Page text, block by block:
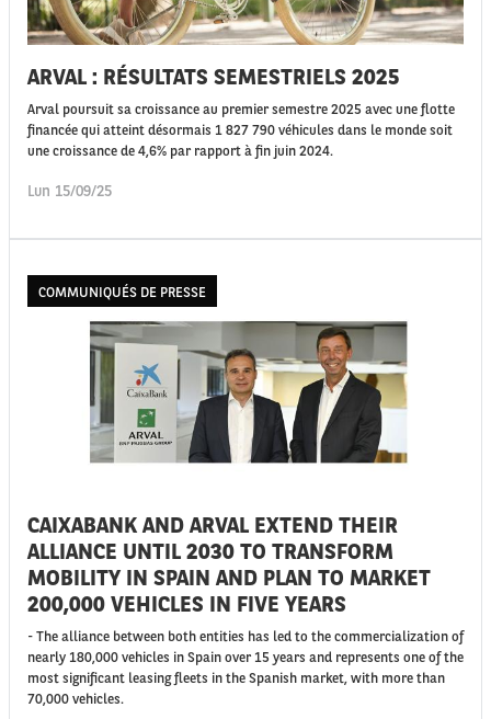
ARVAL : RÉSULTATS SEMESTRIELS 2025
Arval poursuit sa croissance au premier semestre 2025 avec une flotte
financée qui atteint désormais 1 827 790 véhicules dans le monde soit
une croissance de 4,6% par rapport à fin juin 2024.
Lun 15/09/25
COMMUNIQUÉS DE PRESSE
CAIXABANK AND ARVAL EXTEND THEIR
ALLIANCE UNTIL 2030 TO TRANSFORM
MOBILITY IN SPAIN AND PLAN TO MARKET
200,000 VEHICLES IN FIVE YEARS
- The alliance between both entities has led to the commercialization of
nearly 180,000 vehicles in Spain over 15 years and represents one of the
most significant leasing fleets in the Spanish market, with more than
70,000 vehicles.